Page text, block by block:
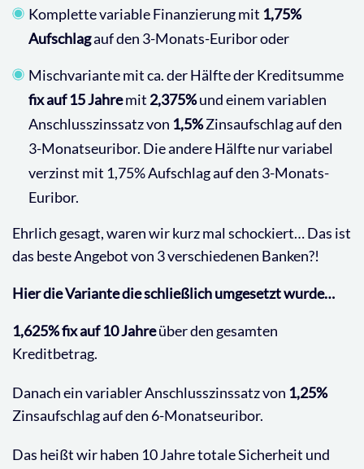
Komplette variable Finanzierung mit 1,75%
Aufschlagauf den 3-Monats-Euribor oder
Mischvariante mit ca. der Hälfte der Kreditsumme
fix auf 15 Jahremit 2,375%und einem variablen
Anschlusszinssatz von 1,5%Zinsaufschlag auf den
3-Monatseuribor. Die andere Hälfte nur variabel
verzinst mit 1,75% Aufschlag auf den 3-Monats-
Euribor.
Ehrlich gesagt, waren wir kurz mal schockiert… Das ist
das beste Angebot von 3 verschiedenen Banken?!
Hier die Variante die schließlich umgesetzt wurde…
1,625% fix auf 10 Jahreüber den gesamten
Kreditbetrag.
Danach ein variabler Anschlusszinssatz von 1,25%
Zinsaufschlag auf den 6-Monatseuribor.
Das heißt wir haben 10 Jahre totale Sicherheit und